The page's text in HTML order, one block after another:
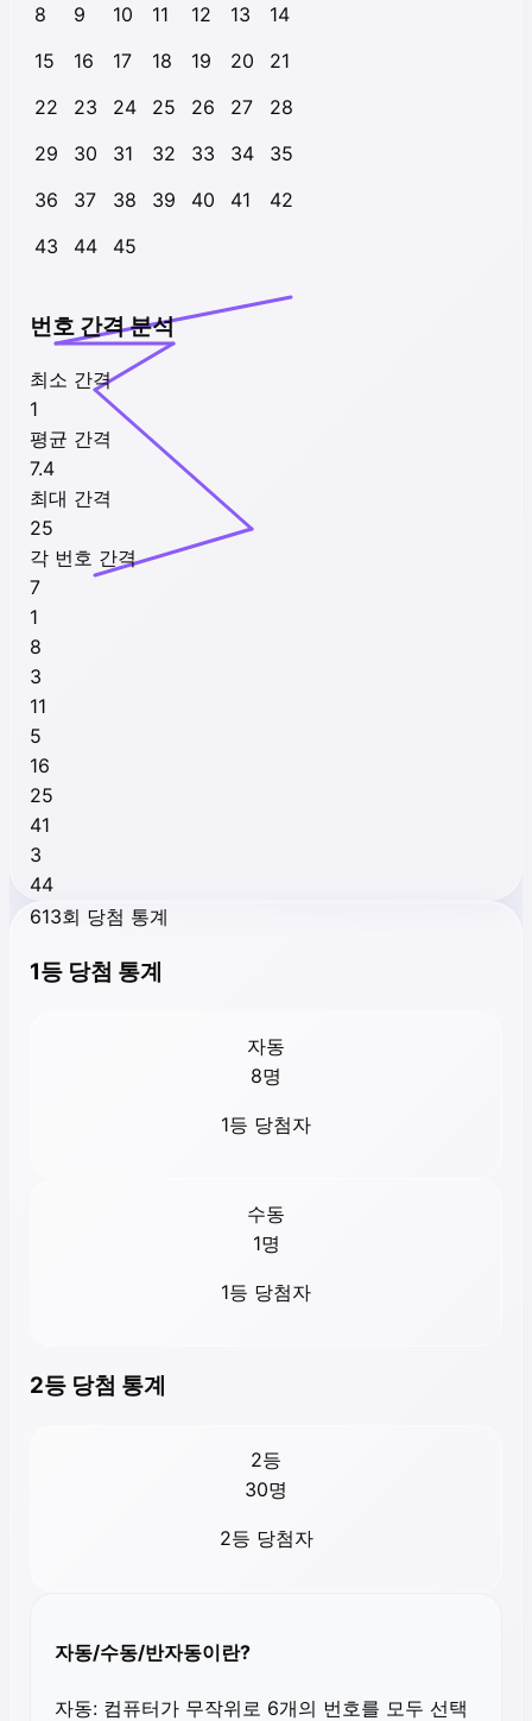
8 9 10 11 12 13
14
15
16 17 18 19 20
21
22
23 24 25 26 27
28
29
30 31 32 33 34
35
36
37 38 39 40 41
42
43
44 45
번호 간격 분석
최소 간격
1
평균 간격
7.4
최대 간격
25
각 번호 간격
7
1
8
3
11
5
16
25
41
3
44
613회 당첨 통계
1등 당첨 통계
자동
8명
1등 당첨자
수동
1명
1등 당첨자
2등 당첨 통계
2등
30명
2등 당첨자
자동/수동/반자동이란?
자동: 컴퓨터가 무작위로 6개의 번호를 모두 선택